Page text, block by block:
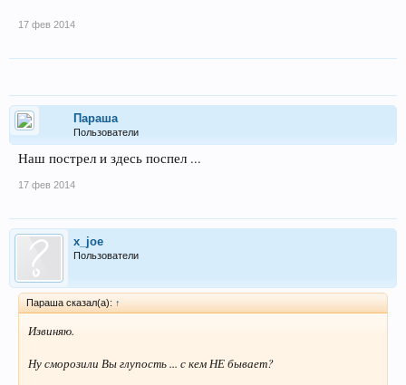
17 фев 2014
Параша
Пользователи
Наш пострел и здесь поспел ...
17 фев 2014
x_joe
Пользователи
Параша сказал(а): ↑
Извиняю.
Ну сморозили Вы глупость ... с кем НЕ бывает?